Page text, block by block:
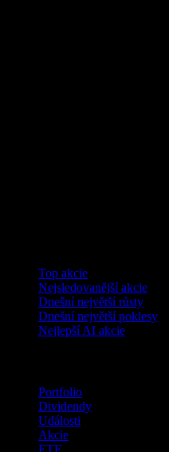
Top akcie
Nejsledovanější akcie
Dnešní největší růsty
Dnešní největší poklesy
Nejlepší AI akcie
Portfolio
Dividendy
Události
Akcie